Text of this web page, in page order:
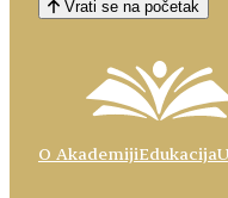
Vrati se na početak
O AkademijiEdukacija